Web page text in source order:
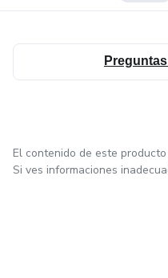
El contenido de este
Si ves informaciones